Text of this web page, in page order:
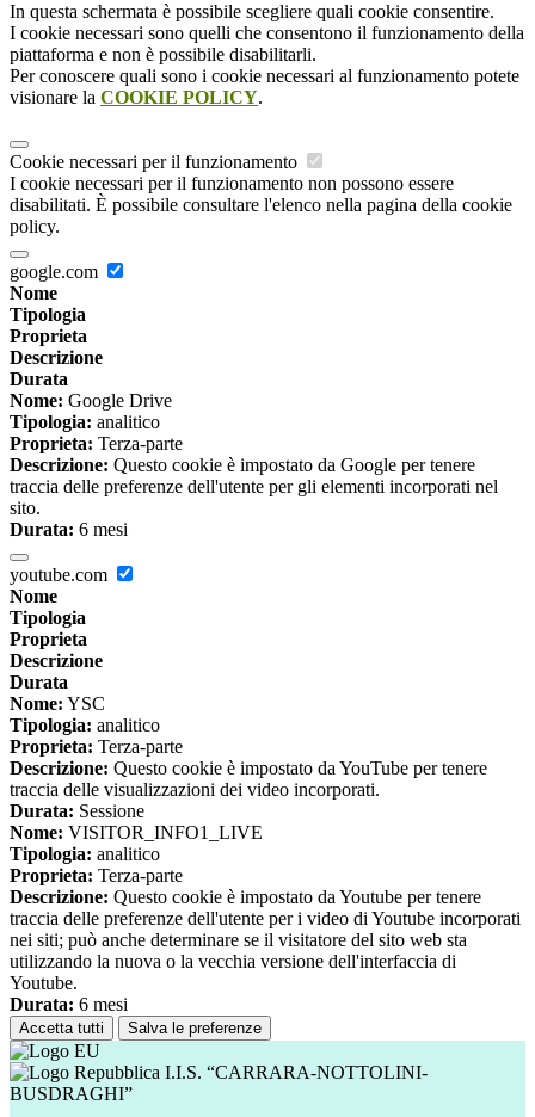
In questa schermata è possibile scegliere quali cookie consentire.
I cookie necessari sono quelli che consentono il funzionamento della
piattaforma e non è possibile disabilitarli.
Per conoscere quali sono i cookie necessari al funzionamento potete
visionare la COOKIE POLICY.
Cookie necessari per il funzionamento
I cookie necessari per il funzionamento non possono essere
disabilitati. È possibile consultare l'elenco nella pagina della cookie
policy.
google.com
Nome
Tipologia
Proprieta
Descrizione
Durata
Nome: Google Drive
Tipologia: analitico
Proprieta: Terza-parte
Descrizione: Questo cookie è impostato da Google per tenere
traccia delle preferenze dell'utente per gli elementi incorporati nel
sito.
Durata: 6 mesi
youtube.com
Nome
Tipologia
Proprieta
Descrizione
Durata
Nome: YSC
Tipologia: analitico
Proprieta: Terza-parte
Descrizione: Questo cookie è impostato da YouTube per tenere
traccia delle visualizzazioni dei video incorporati.
Durata: Sessione
Nome: VISITOR_INFO1_LIVE
Tipologia: analitico
Proprieta: Terza-parte
Descrizione: Questo cookie è impostato da Youtube per tenere
traccia delle preferenze dell'utente per i video di Youtube incorporati
nei siti; può anche determinare se il visitatore del sito web sta
utilizzando la nuova o la vecchia versione dell'interfaccia di
Youtube.
Durata: 6 mesi
Accetta tutti Salva le preferenze
I.I.S. “CARRARA-NOTTOLINI-
BUSDRAGHI”